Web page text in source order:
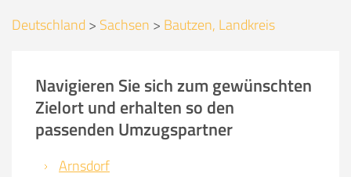
Deutschland > Sachsen > Bautzen, Landkreis
Navigieren Sie sich zum gewünschten
Zielort und erhalten so den
passenden Umzugspartner
Arnsdorf